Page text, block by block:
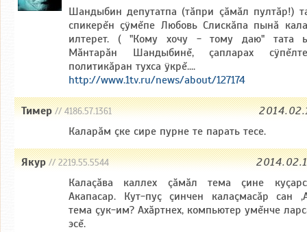
Шандыбин депутатпа (тăпри çăмăл пултăр!)
спикерĕн çÿмĕпе Любовь Слискăпа пынă
илтерет. ( "Кому хочу - тому даю" тата
Мăнтарăн Шандыбинĕ, çапларах
политикăран тухса ÿкрĕ....
http://www.1tv.ru/news/about/127174
Тимер// 4186.57.1361
Каларăм çке сире пурне те парать тесе.
Якур// 2219.55.5544
Калаçăва каллех çăмăл тема çине
Акапасар. Кут-пуç çинчен калаçмасăр сан
тема çук-им? Ахăртнех, компьютер умĕнче
эсĕ.